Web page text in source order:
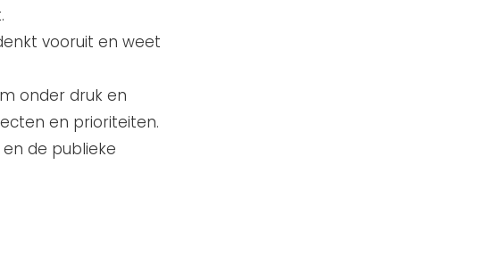
vooruit en weet
onder druk en
en prioriteiten.
de publieke